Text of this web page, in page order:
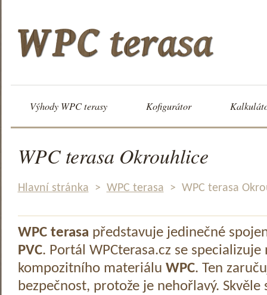
Výhody WPC terasy Kofigurátor
WPC terasa Okrouhlice
Hlavní stránka > WPC terasa > WPC terasa
WPC terasa představuje jedinečné
PVC. Portál WPCterasa.cz se specializuje
kompozitního materiálu WPC. Ten
bezpečnost, protože je nehořlavý.